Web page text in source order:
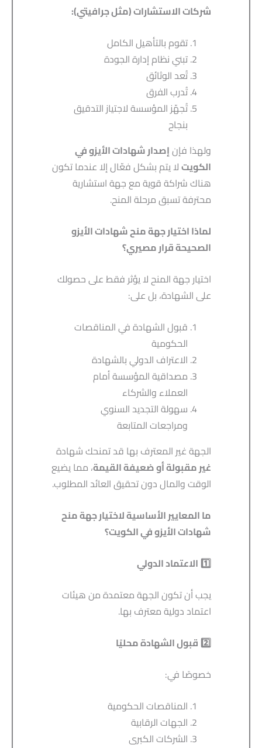
شركات الاستشارات (مثل جرافيتي):
تقوم بالتأهيل الكامل
تبني نظام إدارة الجودة
تُعد الوثائق
تُدرب الفرق
تُجهّز المؤسسة لاجتياز التدقيق
بنجاح
ولهذا فإنإصدار شهادات الأيزو في
الكويتلا يتم بشكل فعّال إلا عندما تكون
هناك شراكة قوية مع جهة استشارية
محترفة تسبق مرحلة المنح.
لماذا اختيار جهة منح شهادات الأيزو
الصحيحة قرار مصيري؟
اختيار جهة المنح لا يؤثر فقط على حصولك
على الشهادة، بل على:
قبول الشهادة في المناقصات
الحكومية
الاعتراف الدولي بالشهادة
مصداقية المؤسسة أمام
العملاء والشركاء
سهولة التجديد السنوي
ومراجعات المتابعة
الجهة غير المعترف بها قد تمنحك شهادة
غير مقبولة أو ضعيفة القيمة، مما يضيع
الوقت والمال دون تحقيق العائد المطلوب.
ما المعايير الأساسية لاختيار جهة منح
شهادات الأيزو في الكويت؟
1️ الاعتماد الدولي
يجب أن تكون الجهة معتمدة من هيئات
اعتماد دولية معترف بها.
2️ قبول الشهادة محليًا
خصوصًا في:
المناقصات الحكومية
الجهات الرقابية
الشركات الكبرى